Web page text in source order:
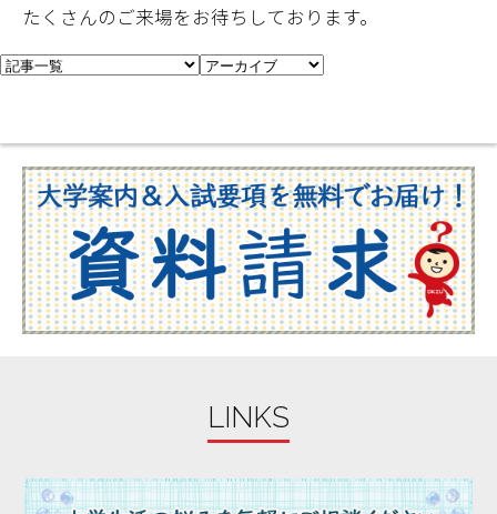
たくさんのご来場をお待ちしております。
LINKS